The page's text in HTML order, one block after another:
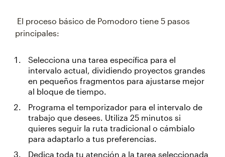
El proceso básico de Pomodoro tiene 5 pasos
principales:
Selecciona una tarea específica para el
intervalo actual, dividiendo proyectos grandes
en pequeños fragmentos para ajustarse mejor
al bloque de tiempo.
Programa el temporizador para el intervalo de
trabajo que desees. Utiliza 25 minutos si
quieres seguir la ruta tradicional o cámbialo
para adaptarlo a tus preferencias.
Dedica toda tu atención a la tarea seleccionada